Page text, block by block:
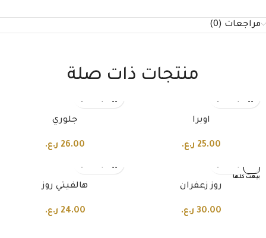
مراجعات (0)
منتجات ذات صلة
اوبرا
25.00 ر.ع.
جلوري
26.00 ر.ع.
بيعت كلها
روز زعفران
30.00 ر.ع.
هالفيتي روز
24.00 ر.ع.